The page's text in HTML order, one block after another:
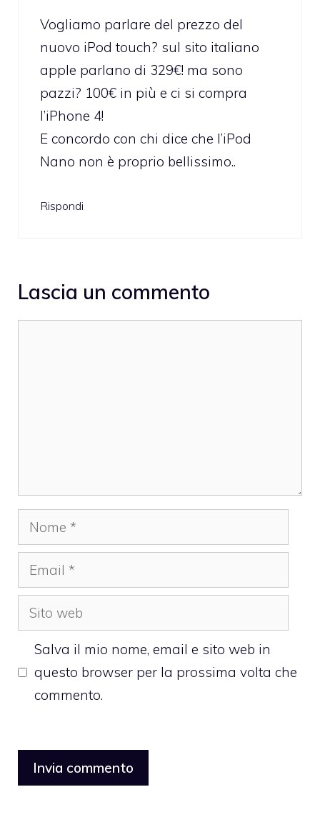
Vogliamo parlare del prezzo del
nuovo iPod touch? sul sito italiano
apple parlano di 329€! ma sono
pazzi? 100€ in più e ci si compra
l’iPhone 4!
E concordo con chi dice che l’iPod
Nano non è proprio bellissimo..
Rispondi
Lascia un commento
Nome
Email
Sito
web
Salva il mio nome, email e sito web in
questo browser per la prossima volta che
commento.